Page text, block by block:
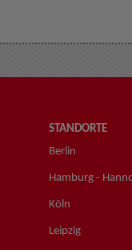
STANDORTE
Berlin
Hamburg -
Köln
Leipzig